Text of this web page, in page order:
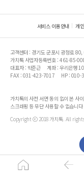
서비스 이용안내 개
고객센터 : 경기도 군포시 광정로
가치톡 사업자등록번호 : 461-85-
대표자 : 박준근
계좌 : 우리은행
FAX : 031-423-7017
HP : 010-
가치톡의 사전 서면 동의 없이 본 사
스크래핑 등 무단 사용할 수 없습니다
Copyright ⓒ 2018 가치톡. All